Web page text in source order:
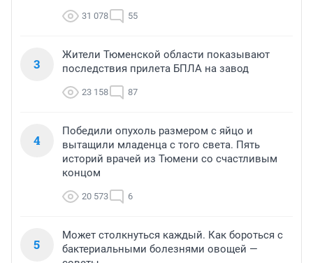
31 078 55
3
Жители Тюменской области показывают
последствия прилета БПЛА на завод
23 158 87
4
Победили опухоль размером с яйцо и
вытащили младенца с того света. Пять
историй врачей из Тюмени со счастливым
концом
20 573 6
5
Может столкнуться каждый. Как бороться с
бактериальными болезнями овощей —